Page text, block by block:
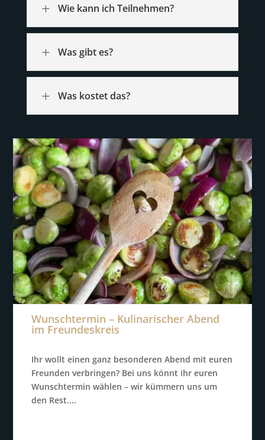
L Wie kann ich Teilnehmen?
L Was gibt es?
L Was kostet das?
Wunschtermin – Kulinarischer Abend
im Freundeskreis
Ihr wollt einen ganz besonderen Abend mit euren
Freunden verbringen? Bei uns könnt ihr euren
Wunschtermin wählen – wir kümmern uns um
den Rest....